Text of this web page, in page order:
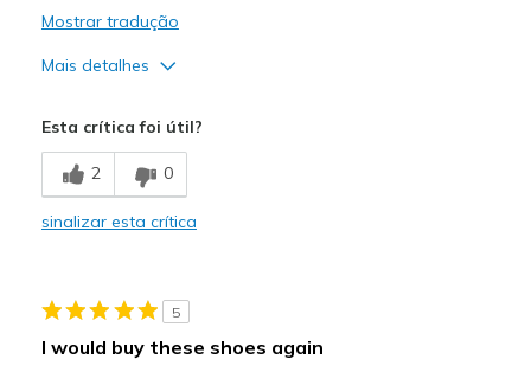
Mostrar tradução
Mais detalhes
Comfortable
Melhores utilizações
Casual Wear
Esta crítica foi útil?
2 0
sinalizar esta crítica
5
I would buy these shoes again